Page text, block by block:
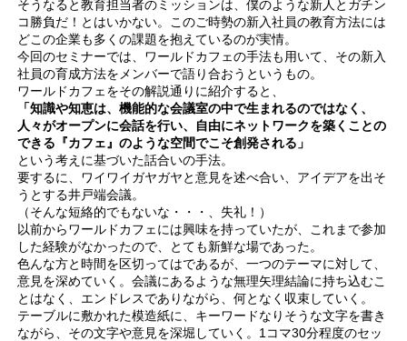
そうなると教育担当者のミッションは、僕のような新人とガチン
コ勝負だ！とはいかない。このご時勢の新入社員の教育方法には
どこの企業も多くの課題を抱えているのが実情。
今回のセミナーでは、ワールドカフェの手法も用いて、その新入
社員の育成方法をメンバーで語り合おうというもの。
ワールドカフェをその解説通りに紹介すると、
「知識や知恵は、機能的な会議室の中で生まれるのではなく、
人々がオープンに会話を行い、自由にネットワークを築くことの
できる『カフェ』のような空間でこそ創発される」
という考えに基づいた話合いの手法。
要するに、ワイワイガヤガヤと意見を述べ合い、アイデアを出そ
うとする井戸端会議。
（そんな短絡的でもないな・・・、失礼！）
以前からワールドカフェには興味を持っていたが、これまで参加
した経験がなかったので、とても新鮮な場であった。
色んな方と時間を区切ってはであるが、一つのテーマに対して、
意見を深めていく。会議にあるような無理矢理結論に持ち込むこ
とはなく、エンドレスでありながら、何となく収束していく。
テーブルに敷かれた模造紙に、キーワードなりそうな文字を書き
ながら、その文字や意見を深堀していく。1コマ30分程度のセッ